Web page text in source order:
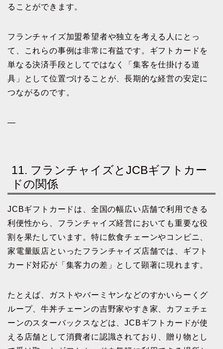
ることができます。
フランチャイズ加盟希望者や独立を考える人にとっ
て、これらの事例は非常に有益です。ギフトカードを
単なる決済手段としてではなく「集客を仕掛ける道
具」として位置づけることが、長期的な経営の安定に
つながるのです。
—
11. フランチャイズとJCBギフトカー
ドの関係
JCBギフトカードは、全国の幅広い店舗で利用できる
利便性から、フランチャイズ経営においても重要な役
割を果たしています。特に飲食チェーンやコンビニ、
家電量販店といったフランチャイズ店舗では、ギフト
カード対応が「集客力の差」として顕著に現れます。
たとえば、ガストやバーミヤンなどのすかいらーくグ
ループ、牛丼チェーンの吉野家やすき家、カフェチェ
ーンのスターバックスなどは、JCBギフトカードが使
える店舗として消費者に認識されており、贈り物とし